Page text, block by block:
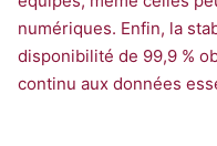
numériques. Enfin, la
disponibilité de 99,9 %
continu aux données